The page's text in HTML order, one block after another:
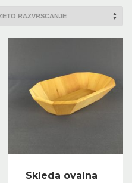
Skleda ovalna